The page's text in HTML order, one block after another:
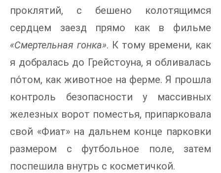
проклятий, с бешено колотящимся
сердцем заезд прямо как в фильме
«Смертельная гонка». К тому времени, как
я добралась до Грейстоуна, я обливалась
по́том, как животное на ферме. Я прошла
контроль безопасности у массивных
железных ворот поместья, припарковала
свой «Фиат» на дальнем конце парковки
размером с футбольное поле, затем
поспешила внутрь с косметичкой.